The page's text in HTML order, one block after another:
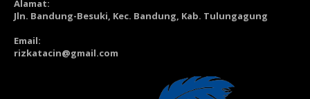
Alamat:
Jln. Bandung-Besuki, Kec. Bandung, Kab. Tulungagung
Email:
rizkatacin@gmail.com